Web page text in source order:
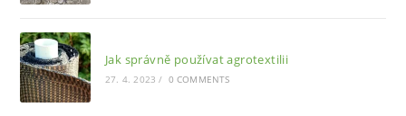
Jak správně používat agrotextilii
27. 4. 2023 / 0 COMMENTS